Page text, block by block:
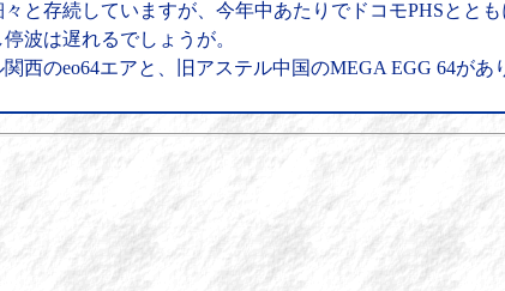
と存続していますが、今年中あたりでドコモPHSととも
波は遅れるでしょうが。
西のeo64エアと、旧アステル中国のMEGA EGG 64があ